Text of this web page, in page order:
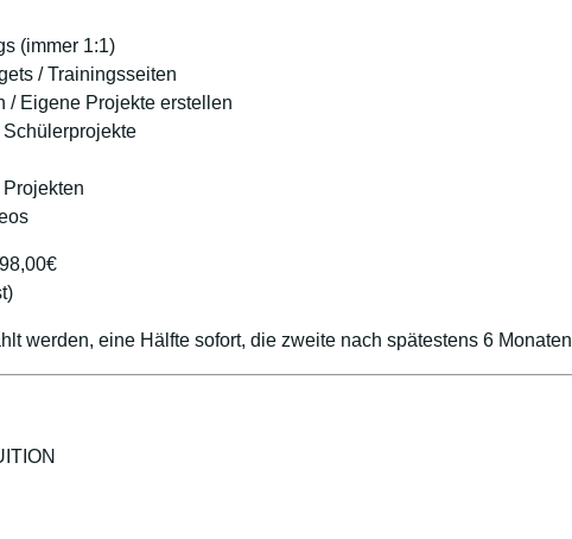
(immer 1:1)
/ Trainingsseiten
/ Eigene Projekte erstellen
werden, eine Hälfte sofort, die zweite nach spätestens 6 Monaten